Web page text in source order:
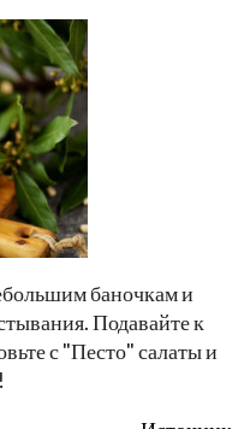
баночкам и
Подавайте к
с "Песто" салаты и